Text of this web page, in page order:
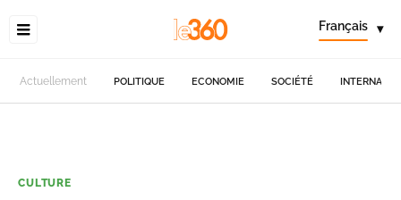
Français ▾
Actuellement POLITIQUE ECONOMIE SOCIÉTÉ
CULTURE